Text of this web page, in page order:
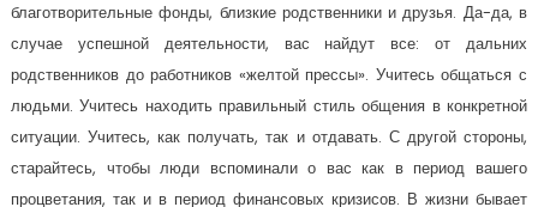
благотворительные фонды, близкие родственники и друзья. Да-да, в
случае успешной деятельности, вас найдут все: от дальних
родственников до работников «желтой прессы». Учитесь общаться с
людьми. Учитесь находить правильный стиль общения в конкретной
ситуации. Учитесь, как получать, так и отдавать. С другой стороны,
старайтесь, чтобы люди вспоминали о вас как в период вашего
процветания, так и в период финансовых кризисов. В жизни бывает